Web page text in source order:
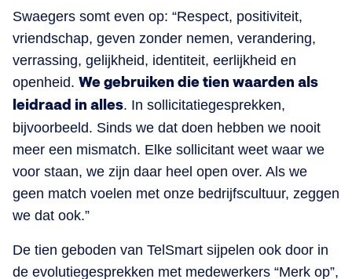
Swaegers somt even op: “Respect, positiviteit,
vriendschap, geven zonder nemen, verandering,
verrassing, gelijkheid, identiteit, eerlijkheid en
openheid. We gebruiken die tien waarden als
leidraad in alles. In sollicitatiegesprekken,
bijvoorbeeld. Sinds we dat doen hebben we nooit
meer een mismatch. Elke sollicitant weet waar we
voor staan, we zijn daar heel open over. Als we
geen match voelen met onze bedrijfscultuur, zeggen
we dat ook.”
De tien geboden van TelSmart sijpelen ook door in
de evolutiegesprekken met medewerkers “Merk op”,